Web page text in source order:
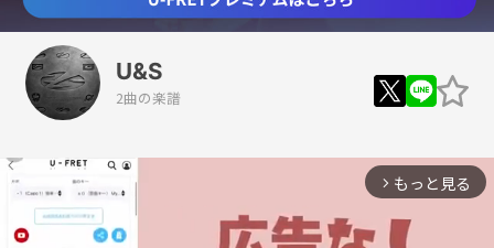
U&S
2曲の楽譜
arrow_forward_ios もっと見る